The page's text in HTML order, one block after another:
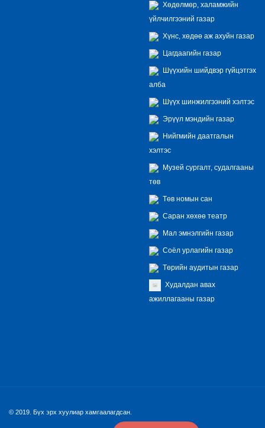
Хөдөлмөр, халамжийн
үйлчилгээний газар
Хүнс, хөдөө аж ахуйн газар
Цагдаагийн газар
Шүүхийн шийдвэр гүйцэтгэх
алба
Шүүх шинжилгээний хэлтэс
Эрүүл мэндийн газар
Нийгмийн даатгалын
хэлтэс
Музей сургалт, судалгааны
төв
Төв номын сан
Саран хөхөө театр
Мал эмнэлгийн газар
Соёл урлагийн газар
Төрийн аудитын газар
Худалдан авах
ажиллагааны газар
© 2019. Бүх эрх хуулиар хамгаалагдсан.